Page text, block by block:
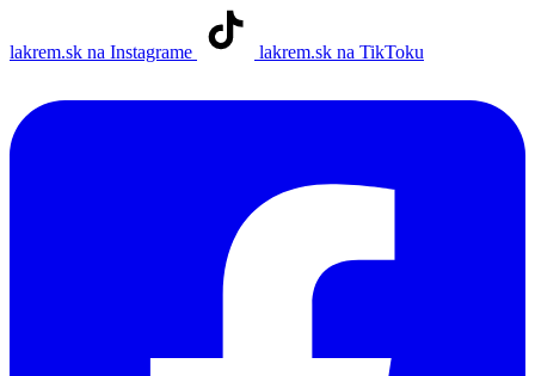
lakrem.sk na Instagrame lakrem.sk na TikToku